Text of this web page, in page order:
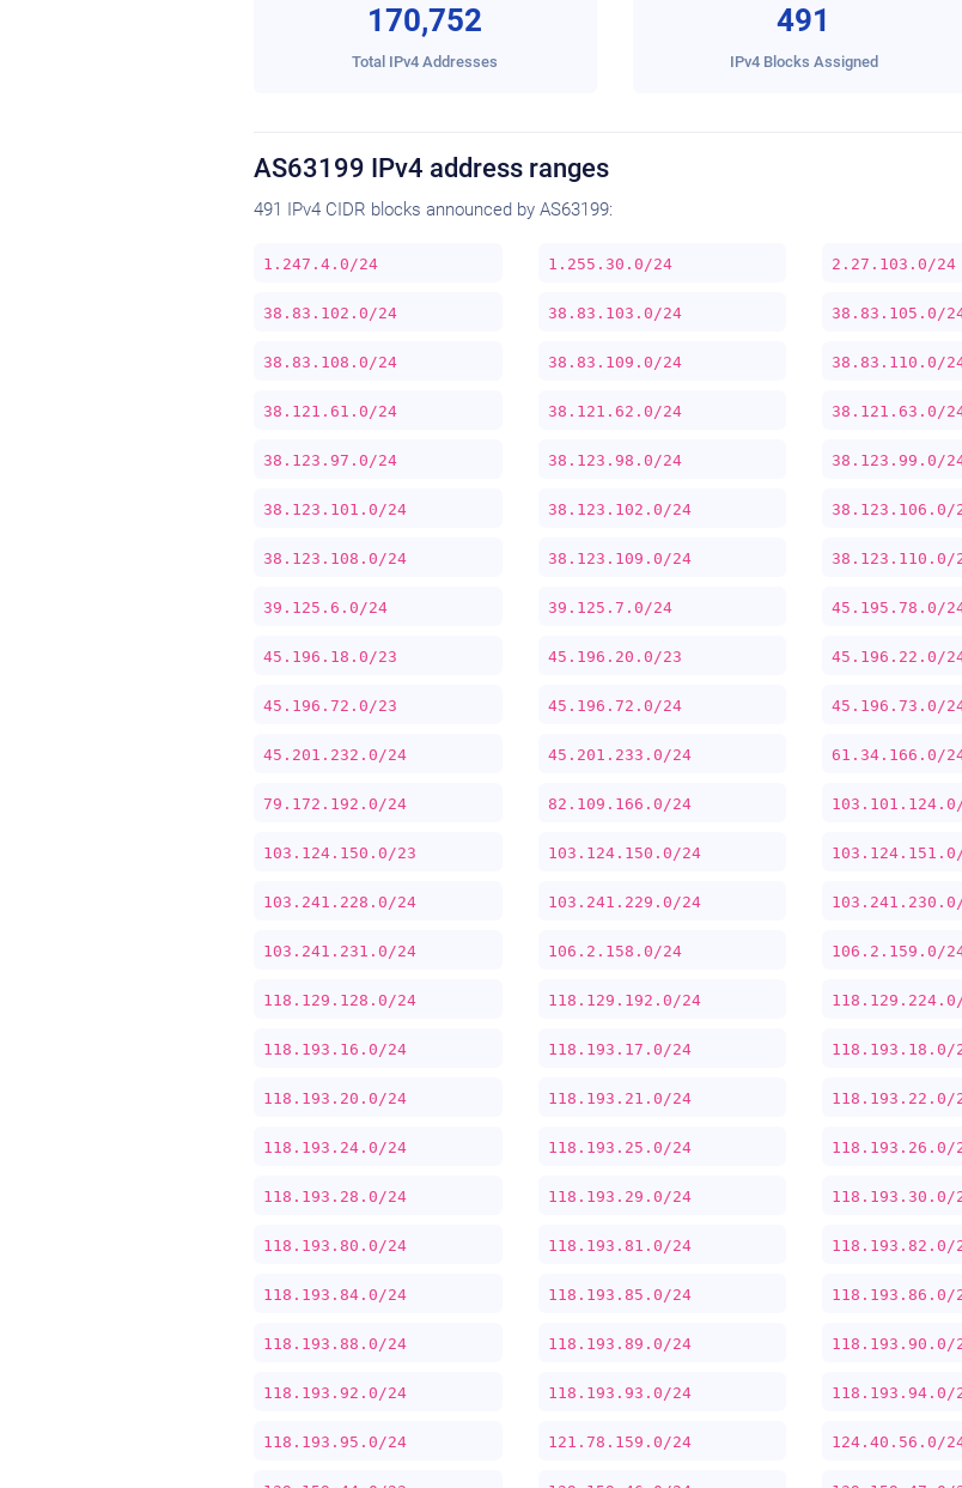
170,752
Total IPv4 Addresses
491
IPv4 Blocks Assigned
AS63199 IPv4 address ranges
491 IPv4 CIDR blocks announced by AS63199:
1.247.4.0/24 1.255.30.0/24 2.27.103.0/24
38.83.102.0/24 38.83.103.0/24 38.83.105.0/
38.83.108.0/24 38.83.109.0/24 38.83.110.0/
38.121.61.0/24 38.121.62.0/24 38.121.63.0/
38.123.97.0/24 38.123.98.0/24 38.123.99.0/
38.123.101.0/24 38.123.102.0/24 38.123.106.0/
38.123.108.0/24 38.123.109.0/24 38.123.110.0/
39.125.6.0/24 39.125.7.0/24 45.195.78.0/
45.196.18.0/23 45.196.20.0/23 45.196.22.0/
45.196.72.0/23 45.196.72.0/24 45.196.73.0/
45.201.232.0/24 45.201.233.0/24 61.34.166.0/
79.172.192.0/24 82.109.166.0/24
103.124.150.0/23 103.124.150.0/24
103.241.228.0/24 103.241.229.0/24
103.241.231.0/24 106.2.158.0/24 106.2.159.0/
118.129.128.0/24 118.129.192.0/24
118.193.16.0/24 118.193.17.0/24 118.193.18.0/
118.193.20.0/24 118.193.21.0/24 118.193.22.0/
118.193.24.0/24 118.193.25.0/24 118.193.26.0/
118.193.28.0/24 118.193.29.0/24 118.193.30.0/
118.193.80.0/24 118.193.81.0/24 118.193.82.0/
118.193.84.0/24 118.193.85.0/24 118.193.86.0/
118.193.88.0/24 118.193.89.0/24 118.193.90.0/
118.193.92.0/24 118.193.93.0/24 118.193.94.0/
118.193.95.0/24 121.78.159.0/24 124.40.56.0/